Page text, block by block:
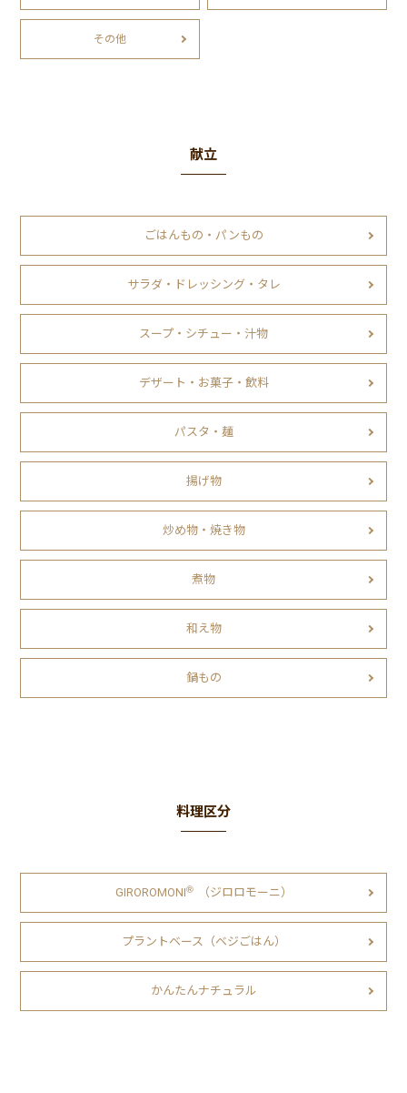
その他
献立
ごはんもの・パンもの
サラダ・ドレッシング・タレ
スープ・シチュー・汁物
デザート・お菓子・飲料
パスタ・麺
揚げ物
炒め物・焼き物
煮物
和え物
鍋もの
料理区分
GIROROMONIⓇ （ジロロモーニ）
プラントベース（ベジごはん）
かんたんナチュラル